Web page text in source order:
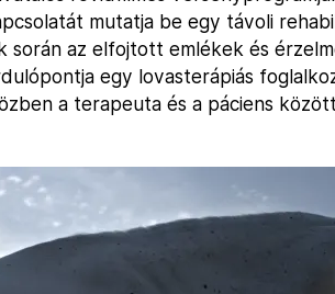
mutatja be egy távoli
során az elfojtott emlékek és
egy lovasterápiás
a terapeuta és a páciens